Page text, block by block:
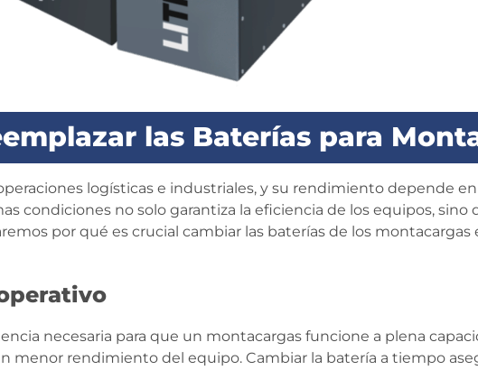
las Baterías para
logísticas e industriales, y su rendimiento depende
condiciones no solo garantiza la eficiencia de los equipos, sino
por qué es crucial cambiar las baterías de los
necesaria para que un montacargas funcione a plena
rendimiento del equipo. Cambiar la batería a tiempo